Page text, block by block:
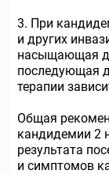
3. При
и других
насыщающая
последующая
терапии
Общая
кандидемии 2
результата
и симптомов